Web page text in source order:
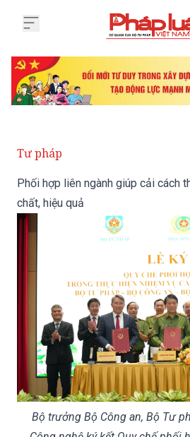
Tư pháp
Phối hợp liên ngành giúp cải cách
chất, hiệu quả
Bộ trưởng Bộ Công an, Bộ Tư